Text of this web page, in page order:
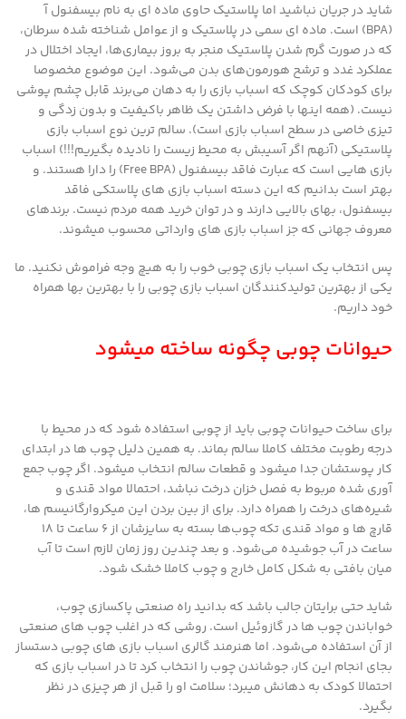
شاید در جریان نباشید اما پلاستیک حاوی ماده ای به نام بیسفنول آ
(BPA) است. ماده ای سمی در پلاستیک و از عوامل شناخته شده سرطان،
که در صورت گرم شدن پلاستیک منجر به بروز بیماری‌ها، ایجاد اختلال در
عملکرد غدد و ترشح هورمون‌های بدن می‌شود. این موضوع مخصوصا
برای کودکان کوچک که اسباب‌ بازی را به دهان می‌برند قابل چشم پوشی
نیست. (همه اینها با فرض داشتن یک ظاهر باکیفیت و بدون زدگی و
تیزی خاصی در سطح اسباب بازی است). سالم ترین نوع اسباب بازی
پلاستیکی (آنهم اگر آسیبش به محیط زیست را نادیده بگیریم!!!) اسباب
بازی هایی است که عبارت فاقد بیسفنول (Free BPA) را دارا هستند. و
بهتر است بدانیم که این دسته اسباب بازی های پلاستکی فاقد
بیسفنول، بهای بالایی دارند و در توان خرید همه مردم نیست. برندهای
معروف جهانی که جز اسباب بازی های وارداتی محسوب میشوند.
پس انتخاب یک اسباب بازی چوبی خوب را به هیچ وجه فراموش نکنید. ما
یکی از بهترین تولیدکنندگان اسباب بازی چوبی را با بهترین بها همراه
خود داریم.
حیوانات چوبی چگونه ساخته میشود
برای ساخت حیوانات چوبی باید از چوبی استفاده شود که در محیط با
درجه رطوبت مختلف کاملا سالم بماند. به همین دلیل چوب ها در ابتدای
کار پوستشان جدا میشود و قطعات سالم انتخاب میشود. اگر چوب جمع
آوری شده مربوط به فصل خزان درخت نباشد، احتمالا مواد قندی و
شیره‌های درخت را همراه دارد. برای از بین بردن این میکروارگانیسم ها،
قارچ ها و مواد قندی تکه چوب‌ها بسته به سایزشان از 6 ساعت تا 18
ساعت در آب جوشیده می‌شود. و بعد چندین روز زمان لازم است تا آب
میان بافتی به شکل کامل خارج و چوب کاملا خشک شود.
شاید حتی برایتان جالب باشد که بدانید راه صنعتی پاکسازی چوب،
خواباندن چوب ها در گازوئیل است. روشی که در اغلب چوب های صنعتی
از آن استفاده می‌شود. اما هنرمند گالری اسباب بازی های چوبی دستساز
بجای انجام این کار، جوشاندن چوب را انتخاب کرد تا در اسباب بازی که
احتمالا کودک به دهانش میبرد؛ سلامت او را قبل از هر چیزی در نظر
بگیرد.